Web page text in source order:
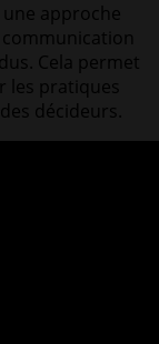
approche
Cela permet
les pratiques
décideurs.